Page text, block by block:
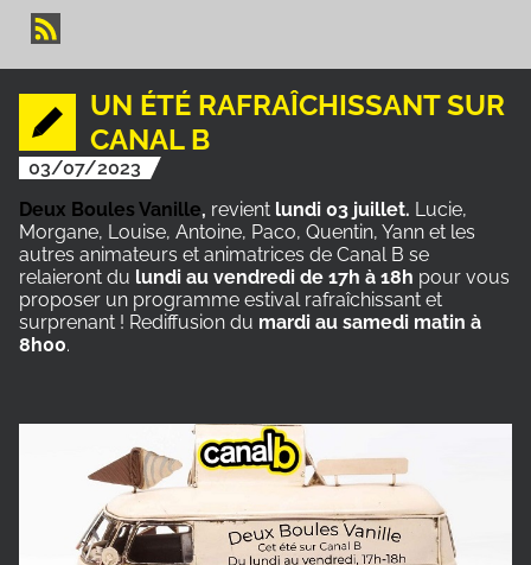
UN ÉTÉ RAFRAÎCHISSANT SUR
CANAL B
03/07/2023
Deux Boules Vanille, revient lundi 03 juillet. Lucie,
Morgane, Louise, Antoine, Paco, Quentin, Yann et les
autres animateurs et animatrices de Canal B se
relaieront du lundi au vendredi de 17h à 18h pour vous
proposer un programme estival rafraîchissant et
surprenant ! Rediffusion du mardi au samedi matin à
8h00.